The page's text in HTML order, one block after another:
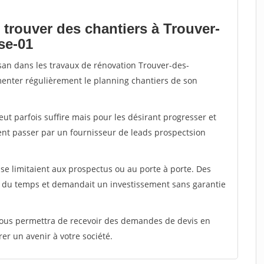
des chantiers à Trouver-
01
dans les travaux de rénovation Trouver-des-
régulièrement le planning chantiers de son
parfois suffire mais pour les désirant progresser et
passer par un fournisseur de leads prospectsion
limitaient aux prospectus ou au porte à porte. Des
temps et demandait un investissement sans garantie
permettra de recevoir des demandes de devis en
un avenir à votre société.